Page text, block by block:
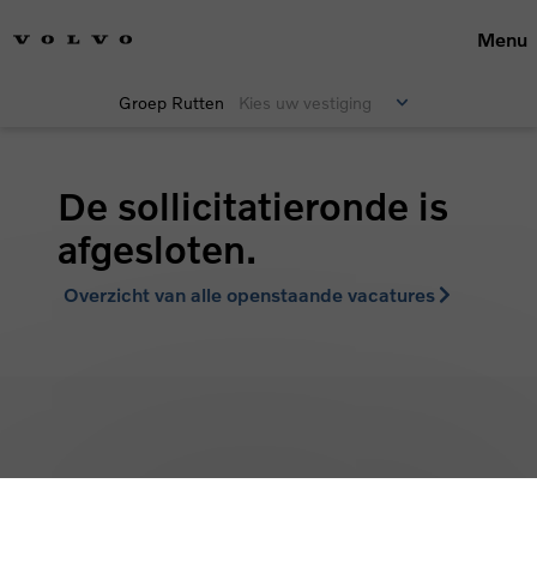
Menu
Groep Rutten Kies uw vestiging
De sollicitatieronde is
afgesloten.
Overzicht van alle openstaande vacatures
Terug naar boven